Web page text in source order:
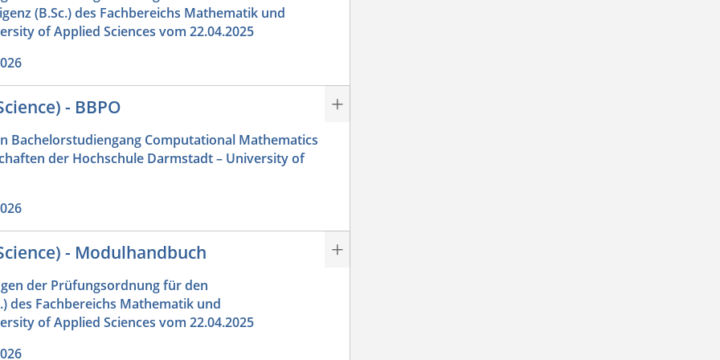
(B.Sc.) des Fachbereichs Mathematik und
of Applied Sciences vom 22.04.2025
- BBPO
Computational Mathematics
der Hochschule Darmstadt – University of
- Modulhandbuch
der Prüfungsordnung für den
des Fachbereichs Mathematik und
of Applied Sciences vom 22.04.2025